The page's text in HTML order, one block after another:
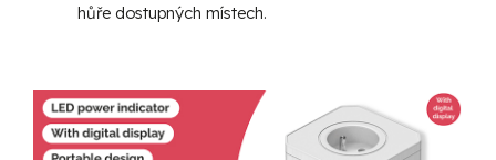
hůře dostupných místech.